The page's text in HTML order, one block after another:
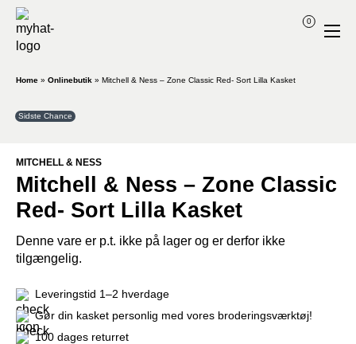
0
Home » Onlinebutik » Mitchell & Ness – Zone Classic Red- Sort Lilla Kasket
Sidste Chance
MITCHELL & NESS
Mitchell & Ness – Zone Classic
Red- Sort Lilla Kasket
Denne vare er p.t. ikke på lager og er derfor ikke
tilgængelig.
Leveringstid 1–2 hverdage
Gør din kasket personlig med vores broderingsværktøj!
100 dages returret